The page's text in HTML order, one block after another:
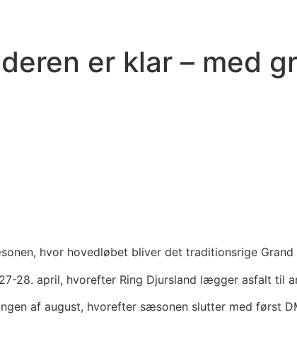
er klar – med
hvor hovedløbet bliver det traditionsrige Grand
28. april, hvorefter Ring Djursland lægger asfalt til
af august, hvorefter sæsonen slutter med først